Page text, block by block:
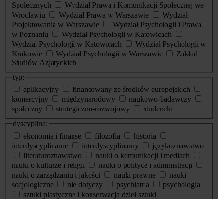
Społecznych
Wydział Prawa i Komunikacji Społecznej we
Wrocławiu
Wydział Prawa w Warszawie
Wydział
Projektowania w Warszawie
Wydział Psychologii i Prawa
w Poznaniu
Wydział Psychologii w Katowicach
Wydział Psychologii w Katowicach
Wydział Psychologii w
Krakowie
Wydział Psychologii w Warszawie
Zakład
Studiów Azjatyckich
typ:
aplikacyjny
finansowany ze środków europejskich
komercyjny
międzynarodowy
naukowo-badawczy
społeczny
strategiczno-rozwojowy
studencki
dyscyplina:
ekonomia i finanse
filozofia
historia
interdyscyplinarne
interdyscyplinarny
językoznawstwo
literaturoznawstwo
nauki o komunikacji i mediach
nauki o kulturze i religii
nauki o polityce i administracji
nauki o zarządzaniu i jakości
nauki prawne
nauki
socjologiczne
nie dotyczy psychiatria
psychologia
sztuki plastyczne i konserwacja dzieł sztuki